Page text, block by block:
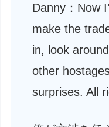
Danny：Now
make the
in, look
other
surprises. All